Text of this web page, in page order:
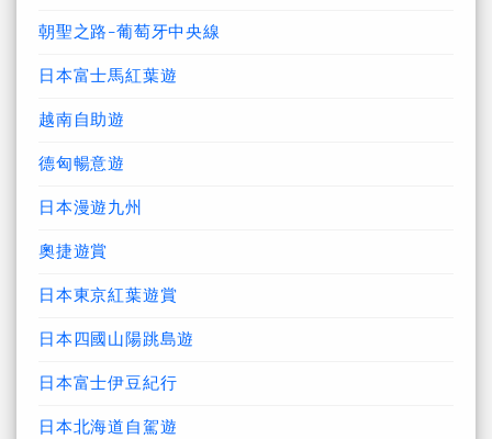
朝聖之路-葡萄牙中央線
日本富士馬紅葉遊
越南自助遊
德匈暢意遊
日本漫遊九州
奧捷遊賞
日本東京紅葉遊賞
日本四國山陽跳島遊
日本富士伊豆紀行
日本北海道自駕遊